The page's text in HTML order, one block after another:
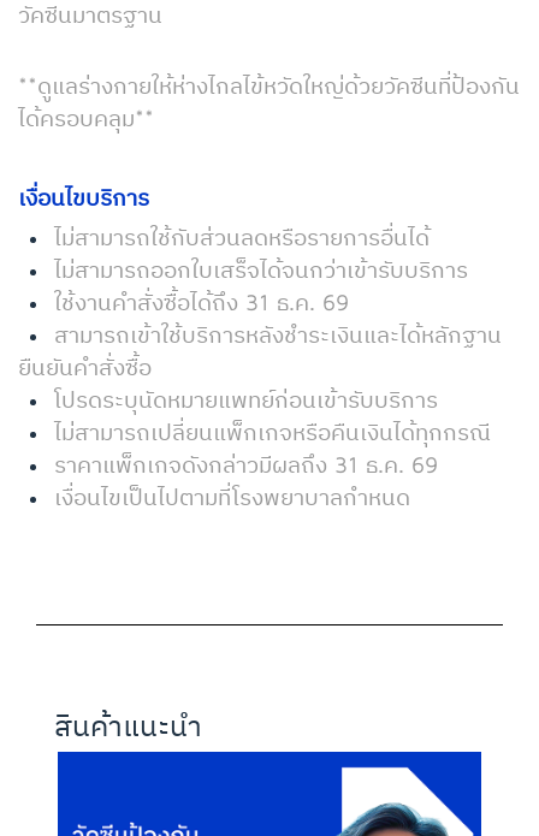
วัคซีนมาตรฐาน
**ดูแลร่างกายให้ห่างไกลไข้หวัดใหญ่ด้วยวัคซีนที่ป้องกัน
ได้ครอบคลุม**
เงื่อนไขบริการ
ไม่สามารถใช้กับส่วนลดหรือรายการอื่นได้
ไม่สามารถออกใบเสร็จได้จนกว่าเข้ารับบริการ
ใช้งานคำสั่งซื้อได้ถึง 31 ธ.ค. 69
สามารถเข้าใช้บริการหลังชำระเงินและได้หลักฐาน
ยืนยันคำสั่งซื้อ
โปรดระบุนัดหมายแพทย์ก่อนเข้ารับบริการ
ไม่สามารถเปลี่ยนแพ็กเกจหรือคืนเงินได้ทุกกรณี
ราคาแพ็กเกจดังกล่าวมีผลถึง 31 ธ.ค. 69
เงื่อนไขเป็นไปตามที่โรงพยาบาลกำหนด
สินค้าแนะนำ